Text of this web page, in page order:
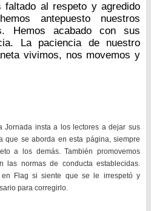
faltado al respeto y agredido
antepuesto nuestros
Hemos acabado con sus
La paciencia de nuestro
vivimos, nos movemos y
Jornada insta a los lectores a dejar sus
que se aborda en esta página, siempre
a los demás. También promovemos
las normas de conducta establecidas.
Flag si siente que se le irrespetó y
para corregirlo.